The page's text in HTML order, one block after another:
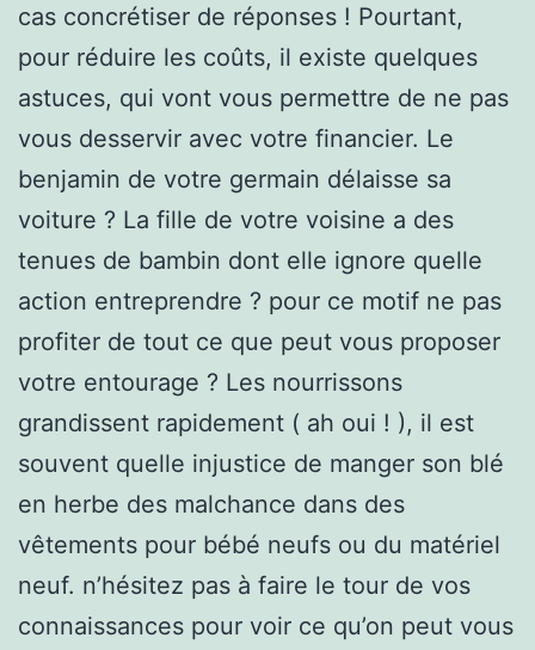
cas concrétiser de réponses ! Pourtant,
pour réduire les coûts, il existe quelques
astuces, qui vont vous permettre de ne pas
vous desservir avec votre financier. Le
benjamin de votre germain délaisse sa
voiture ? La fille de votre voisine a des
tenues de bambin dont elle ignore quelle
action entreprendre ? pour ce motif ne pas
profiter de tout ce que peut vous proposer
votre entourage ? Les nourrissons
grandissent rapidement ( ah oui ! ), il est
souvent quelle injustice de manger son blé
en herbe des malchance dans des
vêtements pour bébé neufs ou du matériel
neuf. n’hésitez pas à faire le tour de vos
connaissances pour voir ce qu’on peut vous